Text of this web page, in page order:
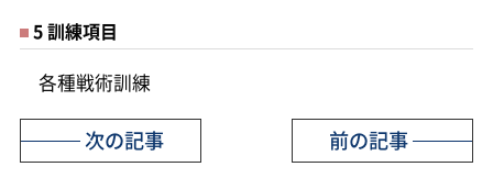
5 訓練項目
各種戦術訓練
前の記事
次の記事